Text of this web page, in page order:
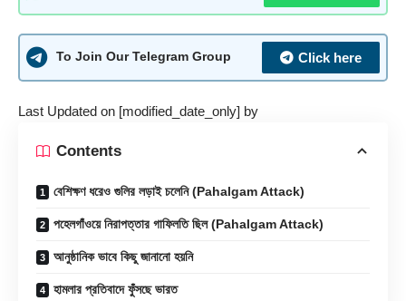
To Join Our Telegram Group Click here
Last Updated on [modified_date_only] by
Contents
বেশিক্ষণ ধরেও গুলির লড়াই চলেনি (Pahalgam Attack)
পহেলগাঁওয়ে নিরাপত্তার গাফিলতি ছিল (Pahalgam Attack)
আনুষ্ঠানিক ভাবে কিছু জানানো হয়নি
হামলার প্রতিবাদে ফুঁসছে ভারত